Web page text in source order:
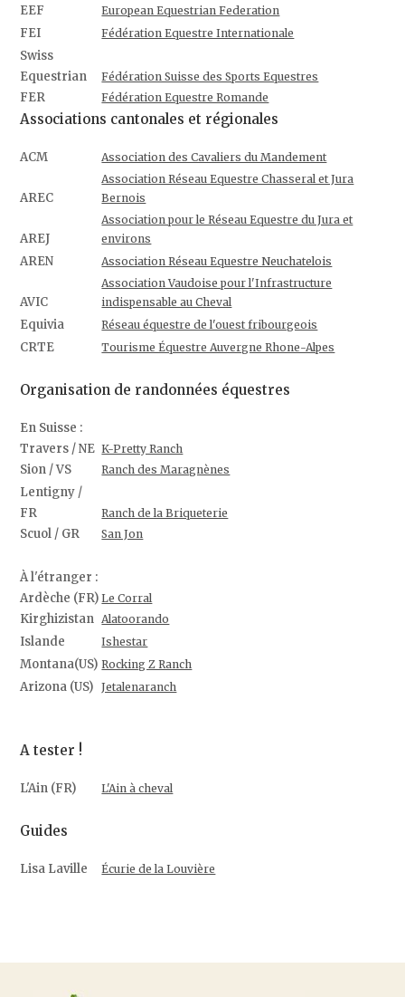
EEF European Equestrian Federation
FEI Fédération Equestre Internationale
Swiss
Equestrian
Fédération Suisse des Sports Equestres
FER Fédération Equestre Romande
Associations cantonales et régionales
ACM Association des Cavaliers du Mandement
AREC
Association Réseau Equestre Chasseral et Jura
Bernois
AREJ
Association pour le Réseau Equestre du Jura et
environs
AREN Association Réseau Equestre Neuchatelois
AVIC
Association Vaudoise pour l'Infrastructure
indispensable au Cheval
Equivia Réseau équestre de l'ouest fribourgeois
CRTE Tourisme Équestre Auvergne Rhone-Alpes
Organisation de randonnées équestres
En Suisse :
Travers / NE K-Pretty Ranch
Sion / VS Ranch des Maragnènes
Lentigny /
FR
Ranch de la Briqueterie
Scuol / GR San Jon
À l'étranger :
Ardèche (FR) Le Corral
Kirghizistan Alatoorando
Islande Ishestar
Montana(US) Rocking Z Ranch
Arizona (US) Jetalenaranch
A tester !
L'Ain (FR) L'Ain à cheval
Guides
Lisa Laville Écurie de la Louvière